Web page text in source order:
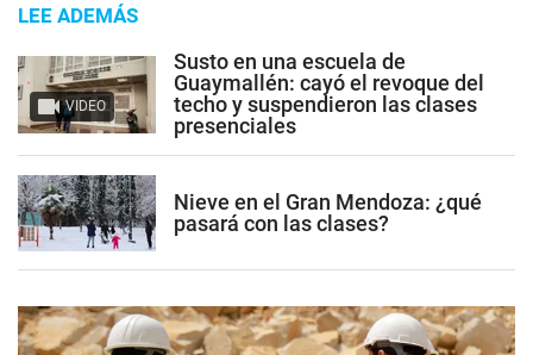
LEE ADEMÁS
VIDEO
Susto en una escuela de
Guaymallén: cayó el revoque del
techo y suspendieron las clases
presenciales
Nieve en el Gran Mendoza: ¿qué
pasará con las clases?